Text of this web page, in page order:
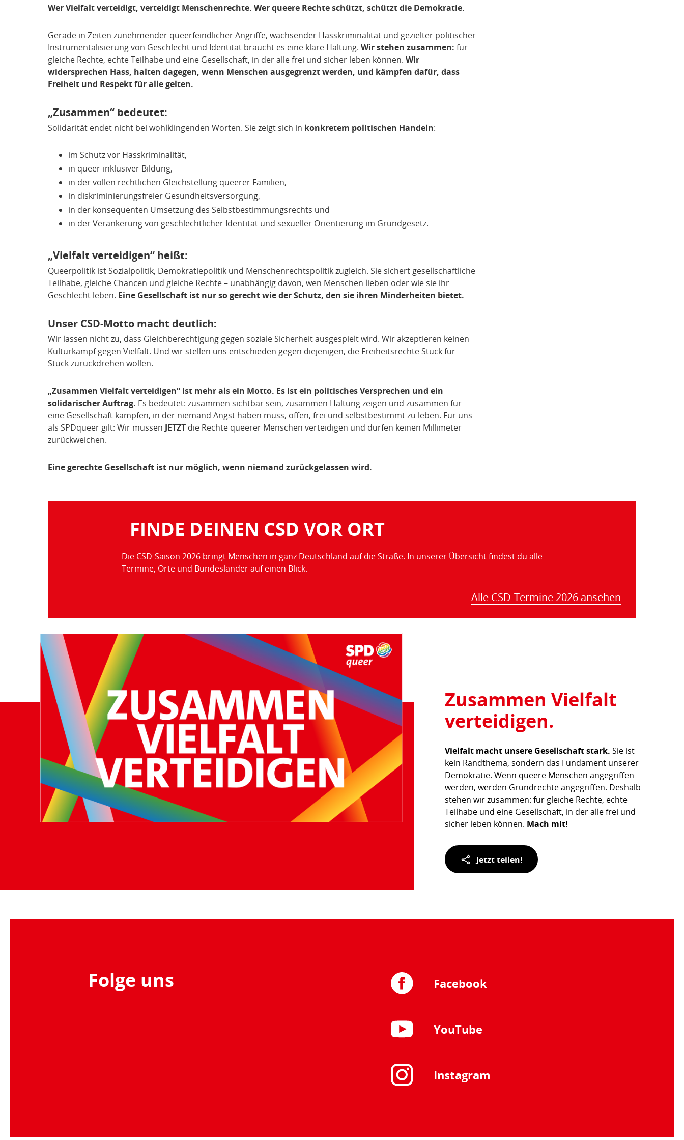
Wer Vielfalt verteidigt, verteidigt Menschenrechte. Wer queere Rechte schützt, schützt die Demokratie.
Gerade in Zeiten zunehmender queerfeindlicher Angriffe, wachsender Hasskriminalität und gezielter politischer
Instrumentalisierung von Geschlecht und Identität braucht es eine klare Haltung. Wir stehen zusammen: für
gleiche Rechte, echte Teilhabe und eine Gesellschaft, in der alle frei und sicher leben können. Wir
widersprechen Hass, halten dagegen, wenn Menschen ausgegrenzt werden, und kämpfen dafür, dass
Freiheit und Respekt für alle gelten.
„Zusammen“ bedeutet:
Solidarität endet nicht bei wohlklingenden Worten. Sie zeigt sich in konkretem politischen Handeln:
im Schutz vor Hasskriminalität,
in queer-inklusiver Bildung,
in der vollen rechtlichen Gleichstellung queerer Familien,
in diskriminierungsfreier Gesundheitsversorgung,
in der konsequenten Umsetzung des Selbstbestimmungsrechts und
in der Verankerung von geschlechtlicher Identität und sexueller Orientierung im Grundgesetz.
„Vielfalt verteidigen“ heißt:
Queerpolitik ist Sozialpolitik, Demokratiepolitik und Menschenrechtspolitik zugleich. Sie sichert gesellschaftliche
Teilhabe, gleiche Chancen und gleiche Rechte – unabhängig davon, wen Menschen lieben oder wie sie ihr
Geschlecht leben. Eine Gesellschaft ist nur so gerecht wie der Schutz, den sie ihren Minderheiten bietet.
Unser CSD-Motto macht deutlich:
Wir lassen nicht zu, dass Gleichberechtigung gegen soziale Sicherheit ausgespielt wird. Wir akzeptieren keinen
Kulturkampf gegen Vielfalt. Und wir stellen uns entschieden gegen diejenigen, die Freiheitsrechte Stück für
Stück zurückdrehen wollen.
„Zusammen Vielfalt verteidigen“ ist mehr als ein Motto. Es ist ein politisches Versprechen und ein
solidarischer Auftrag. Es bedeutet: zusammen sichtbar sein, zusammen Haltung zeigen und zusammen für
eine Gesellschaft kämpfen, in der niemand Angst haben muss, offen, frei und selbstbestimmt zu leben. Für uns
als SPDqueer gilt: Wir müssen JETZT die Rechte queerer Menschen verteidigen und dürfen keinen Millimeter
zurückweichen.
Eine gerechte Gesellschaft ist nur möglich, wenn niemand zurückgelassen wird.
FINDE DEINEN CSD VOR ORT
Die CSD-Saison 2026 bringt Menschen in ganz Deutschland auf die Straße. In unserer Übersicht findest du alle
Termine, Orte und Bundesländer auf einen Blick.
Alle CSD-Termine 2026 ansehen
Teilen
der
Seite:
Zusammen Vielfalt
verteidigen.
Vielfalt macht unsere Gesellschaft stark. Sie ist
kein Randthema, sondern das Fundament unserer
Demokratie. Wenn queere Menschen angegriffen
werden, werden Grundrechte angegriffen. Deshalb
stehen wir zusammen: für gleiche Rechte, echte
Teilhabe und eine Gesellschaft, in der alle frei und
sicher leben können. Mach mit!
Jetzt teilen!
Folge uns Facebook
YouTube
Instagram